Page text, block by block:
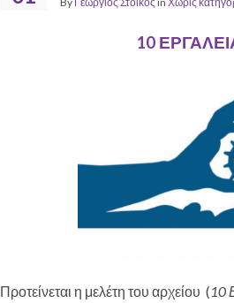
10
Προτείνεται η μελέτη του αρχείου (10